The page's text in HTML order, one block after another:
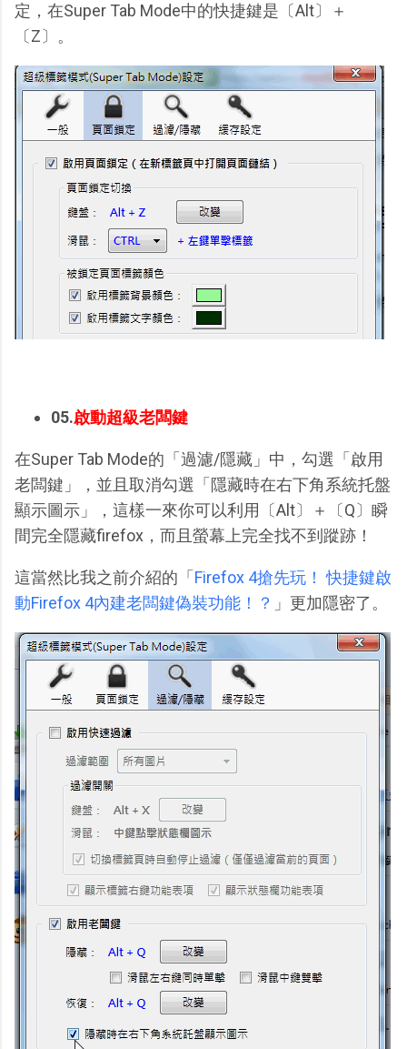
定，在Super Tab Mode中的快捷鍵是〔Alt〕＋
〔Z〕。
05.啟動超級老闆鍵
在Super Tab Mode的「過濾/隱藏」中，勾選「啟用
老闆鍵」，並且取消勾選「隱藏時在右下角系統托盤
顯示圖示」，這樣一來你可以利用〔Alt〕＋〔Q〕瞬
間完全隱藏firefox，而且螢幕上完全找不到蹤跡！
這當然比我之前介紹的「 Firefox 4搶先玩！ 快捷鍵啟
動Firefox 4內建老闆鍵偽裝功能！？ 」更加隱密了。